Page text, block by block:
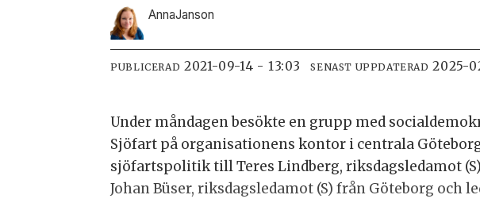
AnnaJanson
PUBLICERAD 2021-09-14 - 13:03 SENAST UPPDATERAD 2025-
Under måndagen besökte en grupp med
Sjöfart på organisationens kontor i centrala
sjöfartspolitik till Teres Lindberg, riksdagsledamot
Johan Büser, riksdagsledamot (S) från Göteborg och